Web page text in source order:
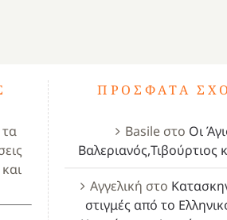
τα
ΠΡΌΣΦΑΤΑ
Basileστο Οι
Βαλεριανός,Τιβούρτιος
Αγγελική στο
στιγμές από το